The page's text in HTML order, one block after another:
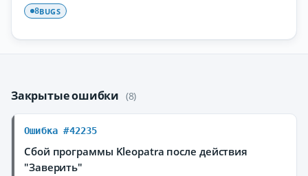
8BUGS
Закрытые ошибки (8)
Ошибка #42235
Сбой программы Kleopatra после действия
"Заверить"